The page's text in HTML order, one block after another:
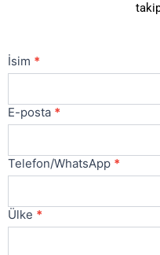
Bize
Ulaşın
İsim *
E-posta *
Telefon/WhatsApp *
Ülke *